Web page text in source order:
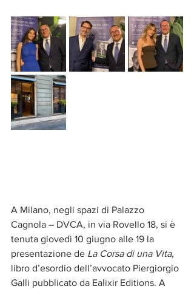
A Milano, negli spazi di Palazzo
Cagnola – DVCA, in via Rovello 18, si è
tenuta giovedì 10 giugno alle 19 la
presentazione de La Corsa di una Vita,
libro d’esordio dell’avvocato Piergiorgio
Galli pubblicato da Ealixir Editions. A